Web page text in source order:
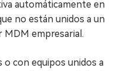
automáticamente en
no están unidos a un
empresarial.
con equipos unidos a